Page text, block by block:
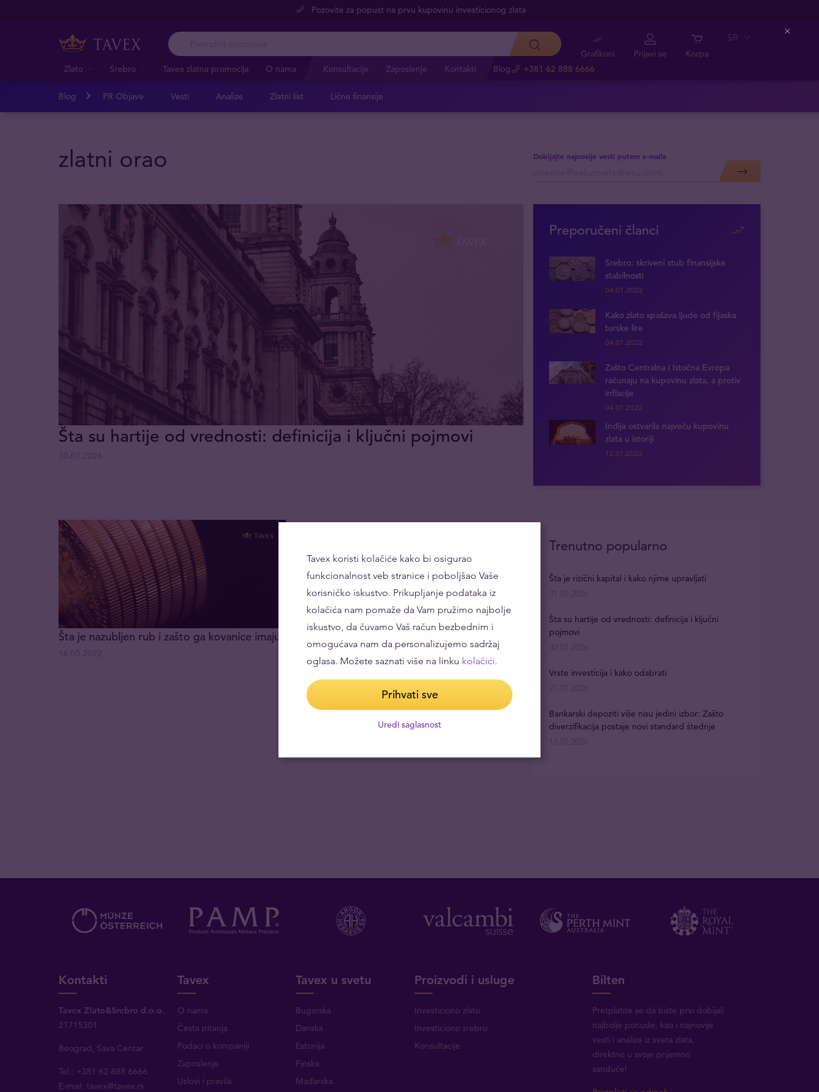
Pozovite za popust na prvu kupovinu investicionog zlata
Zlato Srebro Tavex zlatna promocija O nama Konsultacije Zaposlenje Kontakti Blog +381 62 888 6666
Grafikoni Prijavi se Korpa
SR
Blog PR Objave Vesti Analize Zlatni list Lične finansije
zlatni orao Dobijajte najnovije vesti putem e-maila
Šta su hartije od vrednosti: definicija i ključni pojmovi
Preporučeni članci
Srebro: skriveni stub finansijske
stabilnosti
04.01.2022
Kako zlato spašava ljude od fijaska
turske lire
04.01.2022
Zašto Centralna i Istočna Evropa
računaju na kupovinu zlata, a protiv
inflacije
04.01.2022
Indija ostvarila najveću kupovinu
zlata u istoriji
12.01.2022
Šta je nazubljen rub i zašto ga kovanice imaju?
Trenutno popularno
Šta je rizični kapital i kako njime upravljati
31.07.2026
Šta su hartije od vrednosti: definicija i ključni
pojmovi
30.07.2026
Vrste investicija i kako odabrati
27.07.2026
Bankarski depoziti više nisu jedini izbor: Zašto
diverzifikacija postaje novi standard štednje
13.07.2026
Kontakti
Tavex Zlato&Srebro d.o.o.
21715301
Beograd, Sava Centar
Tel.: +381 62 888 6666
E-mail:tavex@tavex.rs
Tavex
O nama
Česta pitanja
Podaci o kompaniji
Zaposlenje
Uslovi i pravila
Tavex u svetu
Bugarska
Danska
Estonija
Finska
Mađarska
Proizvodi i usluge
Investiciono zlato
Investiciono srebro
Konsultacije
Bilten
Pretplatite se da biste prvi dobijali
najbolje ponude, kao i najnovije
vesti i analize iz sveta zlata,
direktno u svoje prijemno
sanduče!
Tavex koristi kolačiće kako bi osigurao
funkcionalnost veb stranice i poboljšao Vaše
korisničko iskustvo. Prikupljanje podataka iz
kolačića nam pomaže da Vam pružimo najbolje
iskustvo, da čuvamo Vaš račun bezbednim i
omogućava nam da personalizujemo sadržaj
oglasa. Možete saznati više na linku kolačići.
Prihvati sve
Uredi saglasnost
Close